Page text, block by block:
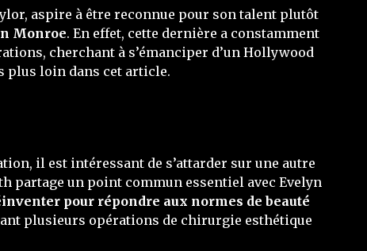
aspire à être reconnue pour son talent plutôt
Monroe. En effet, cette dernière a constamment
cherchant à s’émanciper d’un Hollywood
plus loin dans cet article.
il est intéressant de s’attarder sur une autre
partage un point commun essentiel avec Evelyn
pour répondre aux normes de beauté
plusieurs opérations de chirurgie esthétique